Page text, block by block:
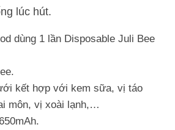
lúc hút.
dùng 1 lần Disposable Juli Bee
kết hợp với kem sữa, vị táo
môn, vị xoài lạnh,…